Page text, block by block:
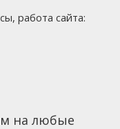
работа сайта:
на любые